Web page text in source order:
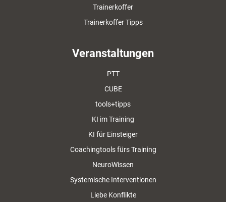
Trainerkoffer
Trainerkoffer Tipps
Veranstaltungen
PTT
CUBE
tools+tipps
KI im Training
KI für Einsteiger
Coachingtools fürs Training
NeuroWissen
Systemische Interventionen
Liebe Konflikte